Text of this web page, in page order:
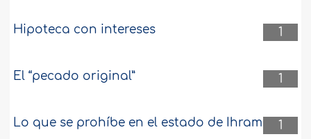
1
Hipoteca con intereses
1
El “pecado original”
1
Lo que se prohíbe en el estado de Ihram